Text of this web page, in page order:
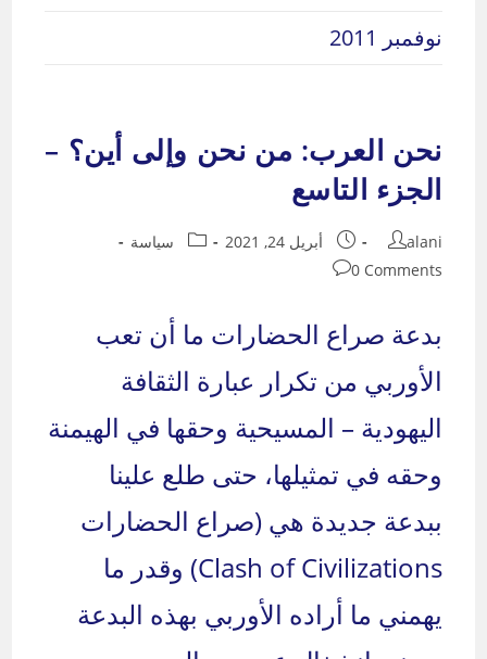
نوفمبر 2011
نحن العرب: من نحن وإلى أين؟ –
الجزء التاسع
Post
author:
alani
Post
published:
أبريل 24, 2021
Post
سياسة
Post
0 Comments
بدعة صراع الحضارات ما أن تعب
الأوربي من تكرار عبارة الثقافة
اليهودية – المسيحية وحقها في الهيمنة
وحقه في تمثيلها، حتى طلع علينا
ببدعة جديدة هي (صراع الحضارات
Clash of Civilizations) وقدر ما
يهمني ما أراده الأوربي بهذه البدعة